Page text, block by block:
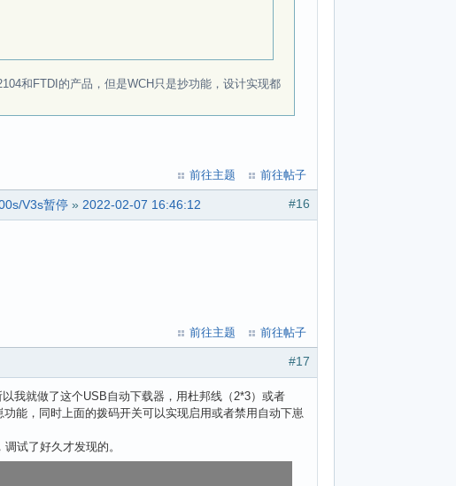
和FTDI的产品，但是WCH只是抄功能，设计实现都
前往主题 前往帖子
#16
V3s暂停 » 2022-02-07 16:46:12
前往主题 前往帖子
#17
我就做了这个USB自动下载器，用杜邦线（2*3）或者
能，同时上面的拨码开关可以实现启用或者禁用自动下崽
试了好久才发现的。